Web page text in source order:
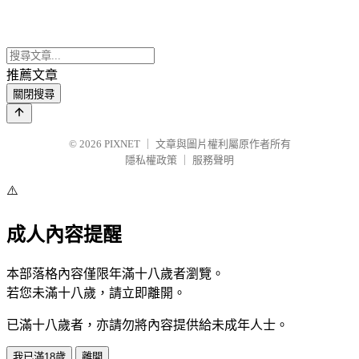
推薦文章
關閉搜尋
© 2026 PIXNET
文章與圖片權利屬原作者所有
隱私權政策
服務聲明
⚠️
成人內容提醒
本部落格內容僅限年滿十八歲者瀏覽。
若您未滿十八歲，請立即離開。
已滿十八歲者，亦請勿將內容提供給未成年人士。
我已滿18歲 離開